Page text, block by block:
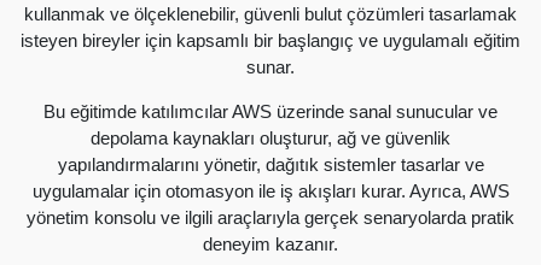
kullanmak ve ölçeklenebilir, güvenli bulut çözümleri tasarlamak
isteyen bireyler için kapsamlı bir başlangıç ve uygulamalı eğitim
sunar.
Bu eğitimde katılımcılar AWS üzerinde sanal sunucular ve
depolama kaynakları oluşturur, ağ ve güvenlik
yapılandırmalarını yönetir, dağıtık sistemler tasarlar ve
uygulamalar için otomasyon ile iş akışları kurar. Ayrıca, AWS
yönetim konsolu ve ilgili araçlarıyla gerçek senaryolarda pratik
deneyim kazanır.